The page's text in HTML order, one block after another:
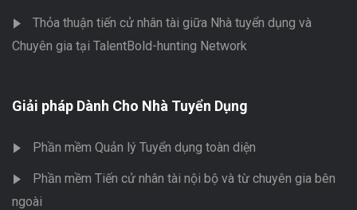
Thỏa thuận tiến cử nhân tài giữa Nhà tuyển dụng và
Chuyên gia tại TalentBold-hunting Network
Giải pháp Dành Cho Nhà Tuyển Dụng
Phần mềm Quản lý Tuyển dụng toàn diện
Phần mềm Tiến cử nhân tài nội bộ và từ chuyên gia bên
ngoài